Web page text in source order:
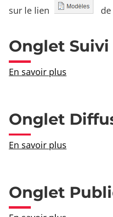
sur le lien
Onglet Suivi
En savoir plus
Onglet
En savoir plus
Onglet